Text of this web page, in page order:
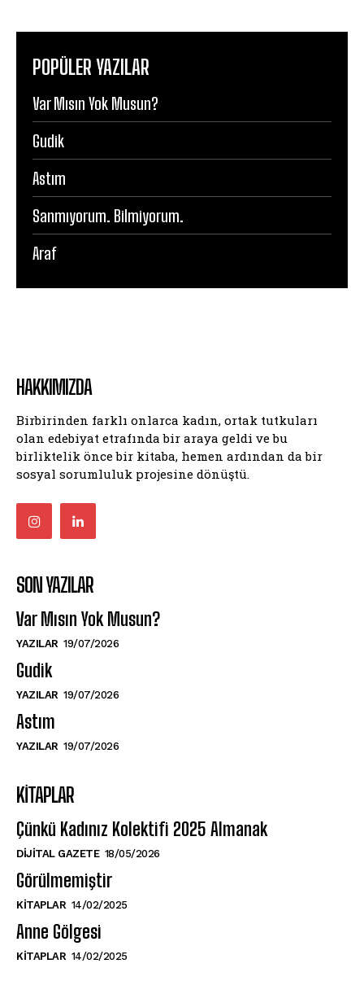
POPÜLER YAZILAR
Var Mısın Yok Musun?
Gudik
Astım
Sanmıyorum. Bilmiyorum.
Araf
HAKKIMIZDA
Birbirinden farklı onlarca kadın, ortak tutkuları
olan edebiyat etrafında bir araya geldi ve bu
birliktelik önce bir kitaba, hemen ardından da bir
sosyal sorumluluk projesine dönüştü.
SON YAZILAR
Var Mısın Yok Musun?
YAZILAR 19/07/2026
Gudik
YAZILAR 19/07/2026
Astım
YAZILAR 19/07/2026
KITAPLAR
Çünkü Kadınız Kolektifi 2025 Almanak
DIJITAL GAZETE 18/05/2026
Görülmemiştir
KITAPLAR 14/02/2025
Anne Gölgesi
KITAPLAR 14/02/2025